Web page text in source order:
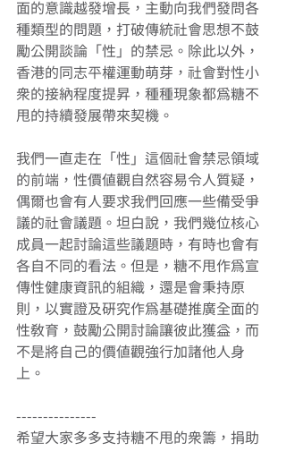
面的意識越發增長，主動向我們發問各
種類型的問題，打破傳統社會思想不鼓
勵公開談論「性」的禁忌。除此以外，
香港的同志平權運動萌芽，社會對性小
眾的接納程度提昇，種種現象都為糖不
甩的持續發展帶來契機。
我們一直走在「性」這個社會禁忌領域
的前端，性價值觀自然容易令人質疑，
偶爾也會有人要求我們回應一些備受爭
議的社會議題。坦白說，我們幾位核心
成員一起討論這些議題時，有時也會有
各自不同的看法。但是，糖不甩作為宣
傳性健康資訊的組織，還是會秉持原
則，以實證及研究作為基礎推廣全面的
性教育，鼓勵公開討論讓彼此獲益，而
不是將自己的價值觀強行加諸他人身
上。
---------------
希望大家多多支持糖不甩的眾籌，捐助